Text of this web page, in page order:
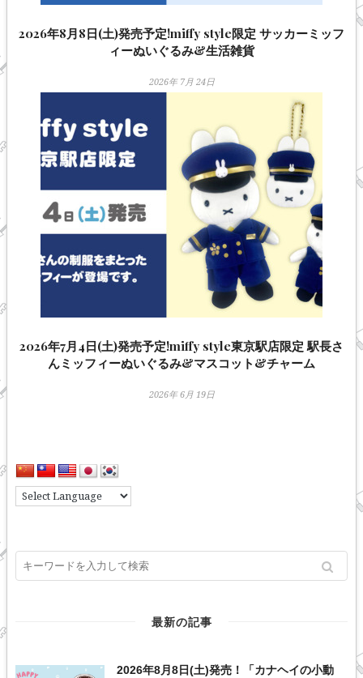
2026年8月8日(土)発売予定!miffy style限定 サッカーミッフ
ィーぬいぐるみ&生活雑貨
2026年 7月 24日
2026年7月4日(土)発売予定!miffy style東京駅店限定 駅長さ
んミッフィーぬいぐるみ&マスコット&チャーム
2026年 6月 19日
最新の記事
2026年8月8日(土)発売！「カナヘイの小動